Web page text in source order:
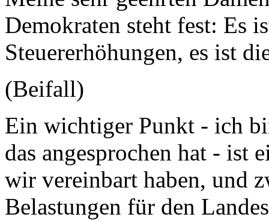
Demokraten steht fest: Es
Steuererhöhungen, es ist
(Beifall)
Ein wichtiger Punkt - ich
das angesprochen hat - ist
wir vereinbart haben, und
Belastungen für den